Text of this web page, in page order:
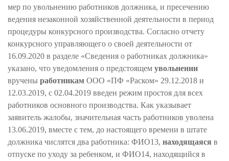
мер по увольнению работников должника, и пресечению
ведения незаконной хозяйственной деятельности в период
процедуры конкурсного производства. Согласно отчету
конкурсного управляющего о своей деятельности от
16.09.2020 в разделе «Сведения о работниках должника»
указано, что уведомления о предстоящем увольнении
вручены работникам ООО «ПФ «Раском» 29.12.2018 и
12.03.2019, с 02.04.2019 введен режим простоя для всех
работников основного производства. Как указывает
заявитель жалобы, значительная часть работников уволена
13.06.2019, вместе с тем, до настоящего времени в штате
должника числятся два работника: ФИО13, находящаяся в
отпуске по уходу за ребенком, и ФИО14, находящийся в